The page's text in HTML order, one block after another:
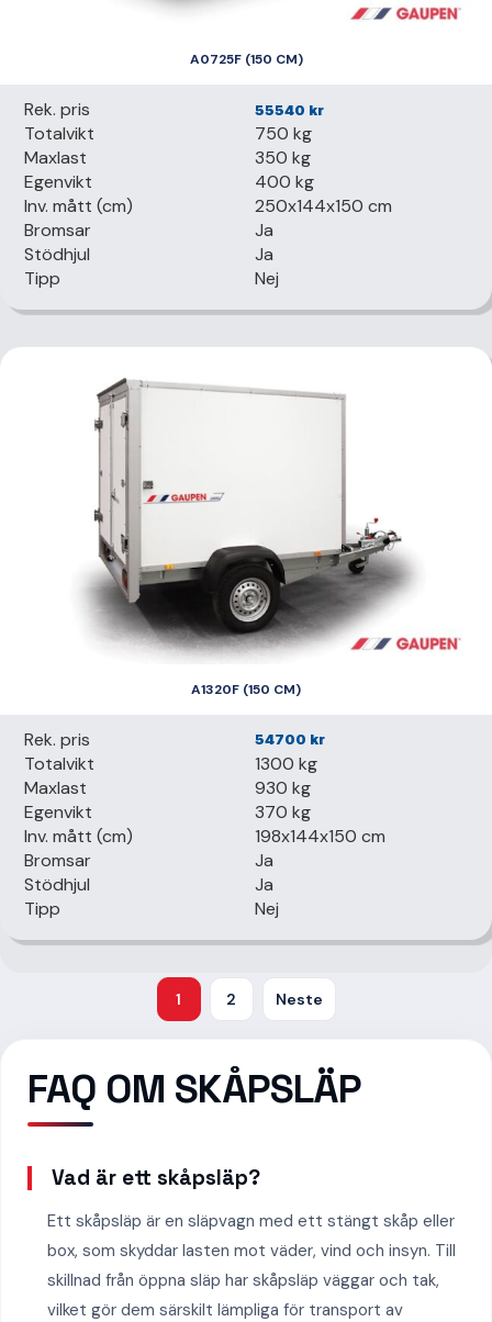
A0725F (150 CM)
Rek. pris 55540 kr
Totalvikt
750 kg
Maxlast
350 kg
Egenvikt
400 kg
Inv. mått (cm)
250x144x150 cm
Bromsar
Ja
Stödhjul
Ja
Tipp
Nej
A1320F (150 CM)
Rek. pris 54700 kr
Totalvikt
1300 kg
Maxlast
930 kg
Egenvikt
370 kg
Inv. mått (cm)
198x144x150 cm
Bromsar
Ja
Stödhjul
Ja
Tipp
Nej
1 2 Neste
FAQ OM SKÅPSLÄP
Vad är ett skåpsläp?
Ett skåpsläp är en släpvagn med ett stängt skåp eller
box, som skyddar lasten mot väder, vind och insyn. Till
skillnad från öppna släp har skåpsläp väggar och tak,
vilket gör dem särskilt lämpliga för transport av